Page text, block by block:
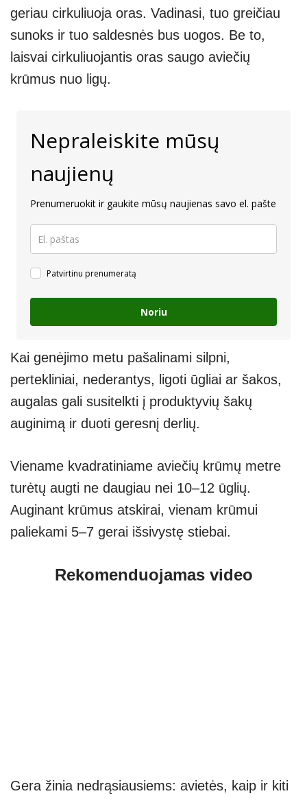
geriau cirkuliuoja oras. Vadinasi, tuo greičiau
sunoks ir tuo saldesnės bus uogos. Be to,
laisvai cirkuliuojantis oras saugo aviečių
krūmus nuo ligų.
Nepraleiskite mūsų
naujienų
Prenumeruokit ir gaukite mūsų naujienas savo el. pašte
Patvirtinu prenumeratą
Noriu
Kai genėjimo metu pašalinami silpni,
pertekliniai, nederantys, ligoti ūgliai ar šakos,
augalas gali susitelkti į produktyvių šakų
auginimą ir duoti geresnį derlių.
Viename kvadratiniame aviečių krūmų metre
turėtų augti ne daugiau nei 10–12 ūglių.
Auginant krūmus atskirai, vienam krūmui
paliekami 5–7 gerai išsivystę stiebai.
Rekomenduojamas video
Gera žinia nedrąsiausiems: avietės, kaip ir kiti